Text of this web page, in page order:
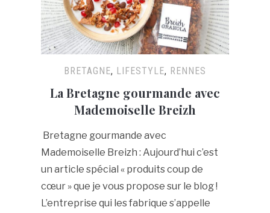
BRETAGNE, LIFESTYLE, RENNES
La Bretagne gourmande avec
Mademoiselle Breizh
Bretagne gourmande avec
Mademoiselle Breizh : Aujourd’hui c’est
un article spécial « produits coup de
cœur » que je vous propose sur le blog !
L’entreprise qui les fabrique s’appelle